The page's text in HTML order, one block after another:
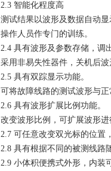
2.3 智能化程度高
测试结果以波形及数据自动
操作人员作专门的训练。
2.4 具有波形及参数存储，调
采用非易失性器件，关机后
2.5 具有双踪显示功能。
可将故障线路的测试波形与
2.6 具有波形扩展比例功能。
改变波形比例，可扩展波形
2.7 可任意改变双光标的位置
2.8 具有根据不同的被测线路
2.9 小体积便携式外形，内装